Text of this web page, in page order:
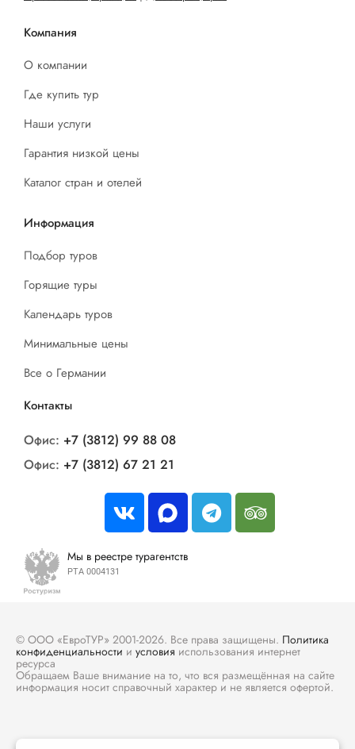
Компания
О компании
Где купить тур
Наши услуги
Гарантия низкой цены
Каталог стран и отелей
Информация
Подбор туров
Горящие туры
Календарь туров
Минимальные цены
Все о Германии
Контакты
Офис: +7 (3812) 99 88 08
Офис: +7 (3812) 67 21 21
Мы в реестре турагентств
РТА 0004131
© ООО «ЕвроТУР» 2001-2026. Все права защищены. Политика
конфиденциальности и условия использования интернет
ресурса
Обращаем Ваше внимание на то, что вся размещённая на сайте
информация носит справочный характер и не является офертой.